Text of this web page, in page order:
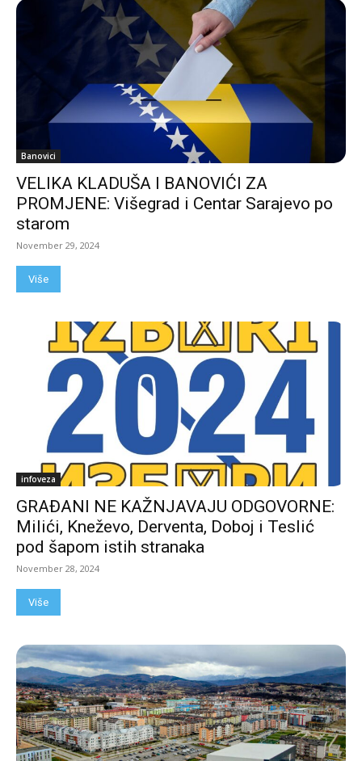
Banovici
VELIKA KLADUŠA I BANOVIĆI ZA
PROMJENE: Višegrad i Centar Sarajevo po
starom
November 29, 2024
Više
infoveza
GRAĐANI NE KAŽNJAVAJU ODGOVORNE:
Milići, Kneževo, Derventa, Doboj i Teslić
pod šapom istih stranaka
November 28, 2024
Više